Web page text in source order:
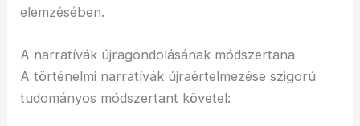
elemzésében.
A narratívák újragondolásának módszertana
A történelmi narratívák újraértelmezése szigorú
tudományos módszertant követel: